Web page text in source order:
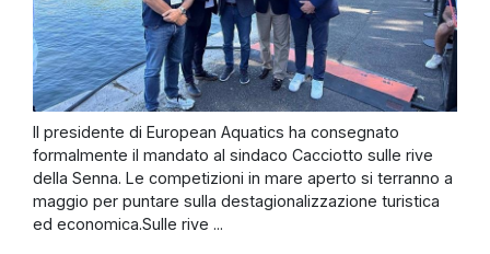
Il presidente di European Aquatics ha consegnato
formalmente il mandato al sindaco Cacciotto sulle rive
della Senna. Le competizioni in mare aperto si terranno a
maggio per puntare sulla destagionalizzazione turistica
ed economica.Sulle rive ...